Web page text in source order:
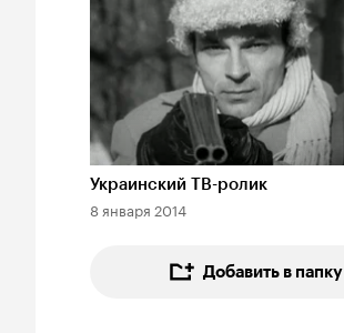
Длительность 16 сек
Украинский ТВ-ролик
8 января 2014
Добавить в папку